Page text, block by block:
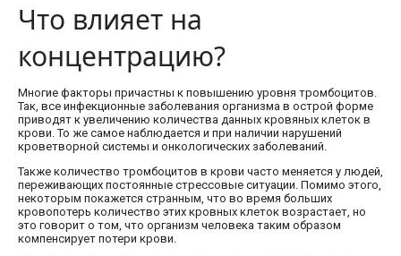
Что влияет на
концентрацию?
Многие факторы причастны к повышению уровня тромбоцитов.
Так, все инфекционные заболевания организма в острой форме
приводят к увеличению количества данных кровяных клеток в
крови. То же самое наблюдается и при наличии нарушений
кроветворной системы и онкологических заболеваний.
Также количество тромбоцитов в крови часто меняется у людей,
переживающих постоянные стрессовые ситуации. Помимо этого,
некоторым покажется странным, что во время больших
кровопотерь количество этих кровных клеток возрастает, но
это говорит о том, что организм человека таким образом
компенсирует потери крови.